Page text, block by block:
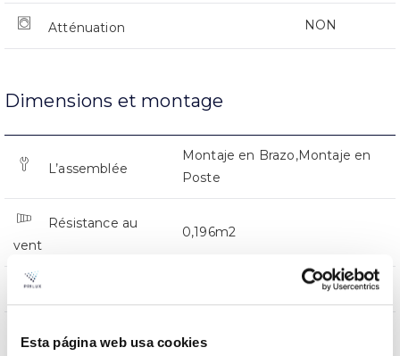
Esta página web usa cookies
Atténuation NON
Dimensions et montage
L’assemblée
Montaje en Brazo,Montaje en
Poste
Résistance au
vent
0,196m2
Position de
Montaje en Brazo,Montaje en